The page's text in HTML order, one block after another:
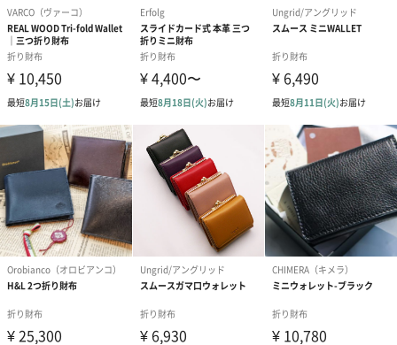
お届け内容
・財布本体*1
・専用箱*1
サイズ/寸法
カラーコード
・ブルー
57921-05
・ブラックⅡ
57921-79
原産国
日本
商品オプション情報
お届けボックスオプション
配送用のダンボールを装飾いたします。お相手のご住所に直接お